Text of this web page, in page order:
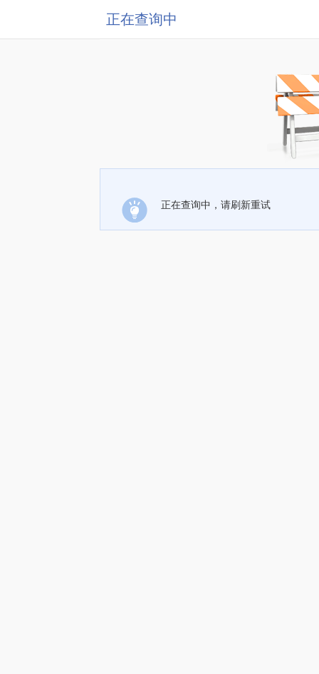
正在查询中
正在查询中，请刷新重试